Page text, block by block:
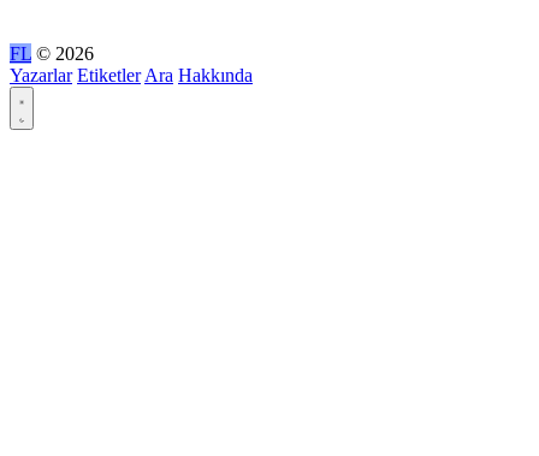
FL © 2026
Yazarlar Etiketler Ara Hakkında